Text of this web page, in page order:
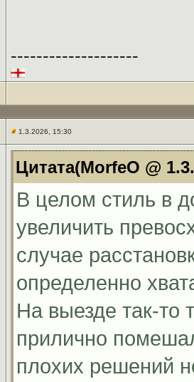
--------------------
1.3.2026, 15:30
Цитата(MorfeO @
В целом стиль в
увеличить
случае
определенно
На выезде так-
прилично
плохих решений